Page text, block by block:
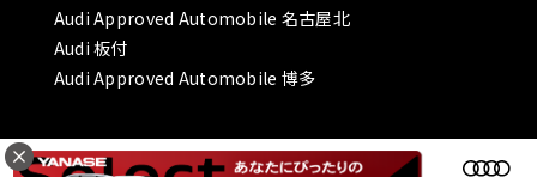
Audi Approved Automobile 名古屋北
Audi 板付
Audi Approved Automobile 博多